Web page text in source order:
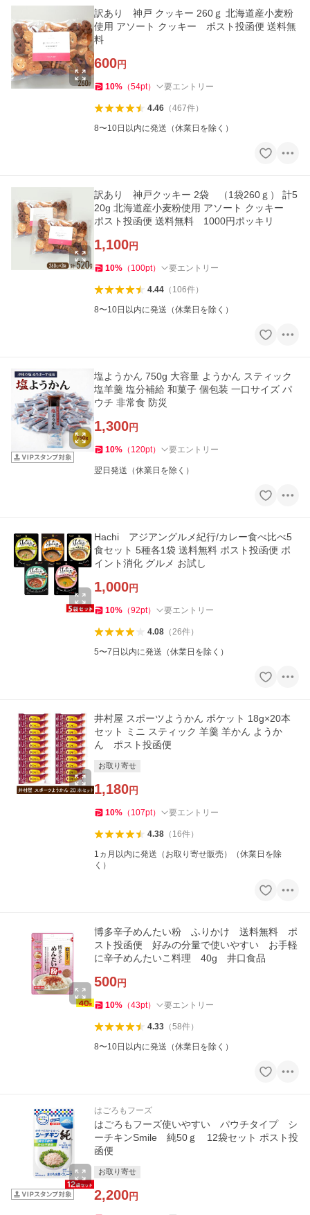
訳あり 神戸 クッキー 260ｇ 北海道産小麦粉
使用 アソート クッキー ポスト投函便 送料無
料
600円
10% （54pt） 要エントリー
4.46（467件）
8〜10日以内に発送（休業日を除く）
訳あり 神戸クッキー 2袋 （1袋260ｇ） 計5
20g 北海道産小麦粉使用 アソート クッキー
ポスト投函便 送料無料 1000円ポッキリ
1,100円
10% （ 100pt） 要エントリー
4.44（ 106件）
8〜10日以内に発送（休業日を除く）
塩ようかん 750g 大容量 ようかん スティック
塩羊羹 塩分補給 和菓子 個包装 一口サイズ パ
ウチ 非常食 防災
1,300円
10% （ 120pt） 要エントリー
翌日発送（休業日を除く）
Hachi アジアングルメ紀行/カレー食べ比べ5
食セット 5種各1袋 送料無料 ポスト投函便 ポ
イント消化 グルメ お試し
1,000円
10% （92pt） 要エントリー
4.08（26件）
5〜7日以内に発送（休業日を除く）
井村屋 スポーツようかん ポケット 18g×20本
セット ミニ スティック 羊羹 羊かん ようか
ん ポスト投函便
お取り寄せ
1,180円
10% （ 107pt） 要エントリー
4.38（ 16件）
1ヵ月以内に発送（お取り寄せ販売）（休業日を除
く）
博多辛子めんたい粉 ふりかけ 送料無料 ポ
スト投函便 好みの分量で使いやすい お手軽
に辛子めんたいこ料理 40g 井口食品
500円
10% （43pt） 要エントリー
4.33（58件）
8〜10日以内に発送（休業日を除く）
はごろもフーズ
はごろもフーズ使いやすい パウチタイプ シ
ーチキンSmile 純50ｇ 12袋セット ポスト投
函便
お取り寄せ
2,200円